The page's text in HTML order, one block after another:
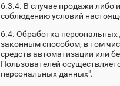
6.3.4. В случае продажи либо
соблюдению условий
6.4. Обработка
законным способом, в том
средств автоматизации или
Пользователей
персональных данных".